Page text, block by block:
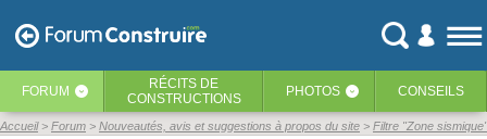
FORUM ‹ RÉCITS DE
CONSTRUCTIONS
PHOTOS ‹ CONSEILS
Accueil Forum Nouveautés, avis et suggestions à propos du site Filtre "Zone